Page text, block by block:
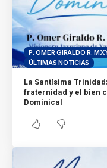
P. OMER GIRALDO R.
ÚLTIMAS NOTICIAS
La Santísima
fraternidad y el bien
Dominical